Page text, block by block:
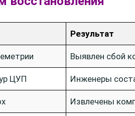
Результат
Выявлен сбой
ЦУП Инженеры
Извлечены